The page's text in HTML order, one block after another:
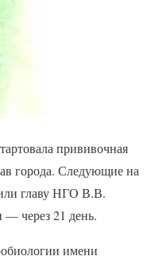
прививочная
города. Следующие на
главу НГО В.В.
через 21 день.
имени